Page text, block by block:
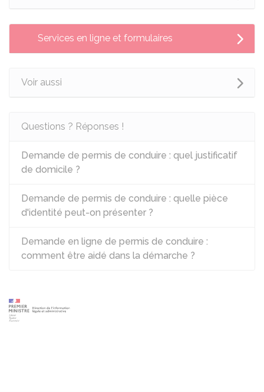
Services en ligne et formulaires
Voir aussi
Questions ? Réponses !
Demande de permis de conduire : quel justificatif
de domicile ?
Demande de permis de conduire : quelle pièce
d'identité peut-on présenter ?
Demande en ligne de permis de conduire :
comment être aidé dans la démarche ?